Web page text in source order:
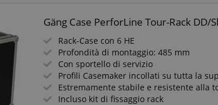
Gäng Case PerforLine Tour-Rack DD/
Rack-Case con 6 HE
Profondità di montaggio: 485 mm
Con sportello di servizio
Profili Casemaker incollati su tutta la
Estremamente stabile e resistente alla
Incluso kit di fissaggio rack